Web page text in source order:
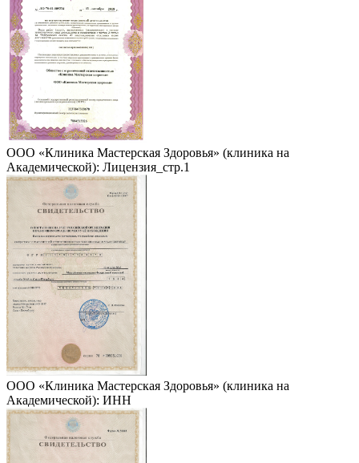
ООО «Клиника Мастерская Здоровья» (клиника на
Академической): Лицензия_стр.1
ООО «Клиника Мастерская Здоровья» (клиника на
Академической): ИНН